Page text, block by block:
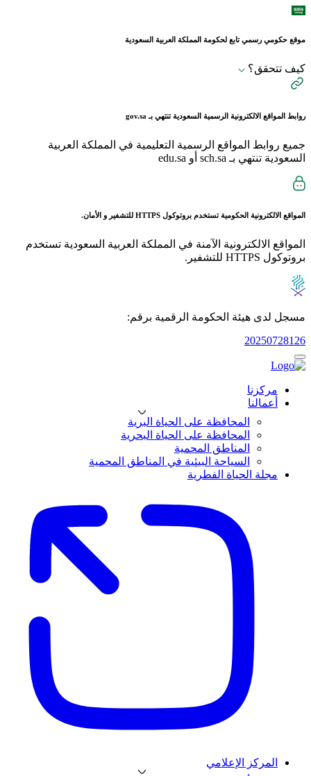
موقع حكومي رسمي تابع لحكومة المملكة العربية السعودية
كيف تتحقق؟
روابط المواقع الالكترونية الرسمية السعودية تنتهي بـ gov.sa
جميع روابط المواقع الرسمية التعليمية في المملكة العربية
السعودية تنتهي بـ sch.sa أو edu.sa
المواقع الالكترونية الحكومية تستخدم بروتوكول HTTPS للتشفير و الأمان.
المواقع الالكترونية الآمنة في المملكة العربية السعودية تستخدم
بروتوكول HTTPS للتشفير.
مسجل لدى هيئة الحكومة الرقمية برقم:
20250728126
مركزنا
أعمالنا
المحافظة على الحياة البرية
المحافظة على الحياة البحرية
المناطق المحمية
السياحة البيئية في المناطق المحمية
مجلة الحياة الفطرية
المركز الإعلامي